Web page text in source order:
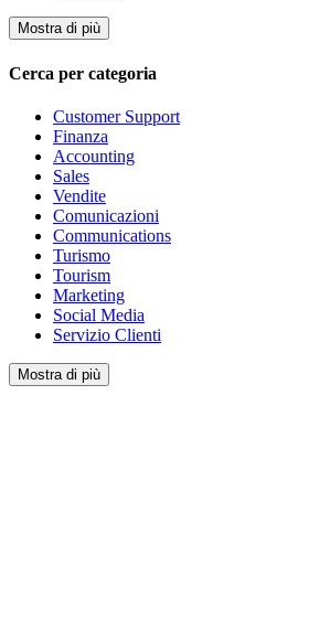
Mostra di più
Cerca per categoria
Customer Support
Finanza
Accounting
Sales
Vendite
Comunicazioni
Communications
Turismo
Tourism
Marketing
Social Media
Servizio Clienti
Mostra di più